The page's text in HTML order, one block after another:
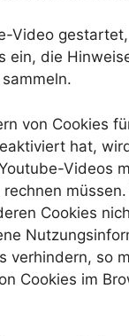
Video
ein, die
von Cookies
hat,
Videos
rechnen
Cookies
verhindern, so
Cookies im